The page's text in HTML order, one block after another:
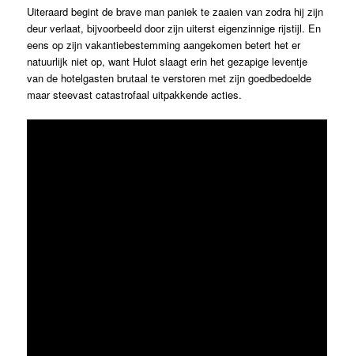
Uiteraard begint de brave man paniek te zaaien van zodra hij zijn
deur verlaat, bijvoorbeeld door zijn uiterst eigenzinnige rijstijl. En
eens op zijn vakantiebestemming aangekomen betert het er
natuurlijk niet op, want Hulot slaagt erin het gezapige leventje
van de hotelgasten brutaal te verstoren met zijn goedbedoelde
maar steevast catastrofaal uitpakkende acties.